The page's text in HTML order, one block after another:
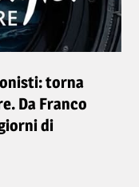
torna
Da Franco
di